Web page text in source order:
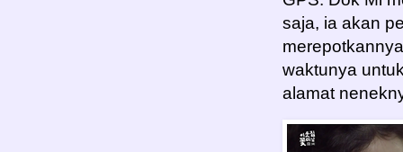
saja, ia akan
waktunya
alamat